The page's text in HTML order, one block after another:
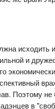
исходить
и
экономически
Поэтому не
в